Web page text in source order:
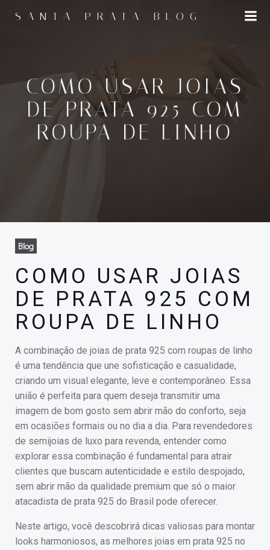
para
SANTA PRATA BLOG
COMO USAR JOIAS
DE PRATA 925 COM
ROUPA DE LINHO
Blog
COMO USAR JOIAS
DE PRATA 925 COM
ROUPA DE LINHO
A combinação de joias de prata 925 com roupas de linho
é uma tendência que une sofisticação e casualidade,
criando um visual elegante, leve e contemporâneo. Essa
união é perfeita para quem deseja transmitir uma
imagem de bom gosto sem abrir mão do conforto, seja
em ocasiões formais ou no dia a dia. Para revendedores
de semijoias de luxo para revenda, entender como
explorar essa combinação é fundamental para atrair
clientes que buscam autenticidade e estilo despojado,
sem abrir mão da qualidade premium que só o maior
atacadista de prata 925 do Brasil pode oferecer.
Neste artigo, você descobrirá dicas valiosas para montar
looks harmoniosos, as melhores joias em prata 925 no